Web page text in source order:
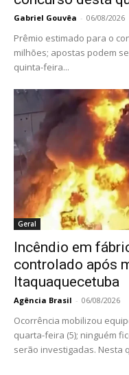
Gabriel Gouvêa - 06/08/2026
Prêmio estimado para o
milhões; apostas podem
quinta-feira...
Geral
Incêndio em
controlado após
Itaquaquecetuba
Agência Brasil - 06/08/2026
Ocorrência mobilizou
quarta-feira (5); ninguém
serão investigadas. Nesta